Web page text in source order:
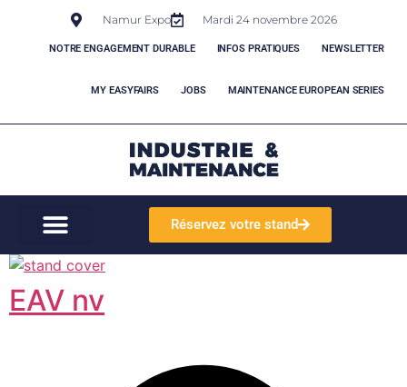
Namur Expo Mardi 24 novembre 2026
NOTRE ENGAGEMENT DURABLE INFOS PRATIQUES NEWSLETTER
MY EASYFAIRS JOBS MAINTENANCE EUROPEAN SERIES
Réservez votre stand
EAV nv